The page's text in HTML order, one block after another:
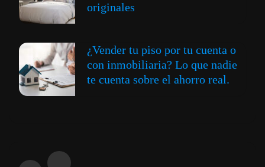
originales
¿Vender tu piso por tu cuenta o
con inmobiliaria? Lo que nadie
te cuenta sobre el ahorro real.